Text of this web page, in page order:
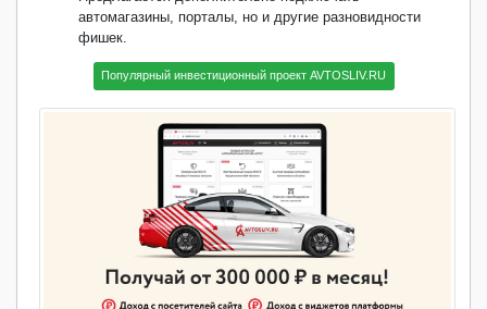
автомагазины, порталы, но и другие разновидности
фишек.
Популярный инвестиционный проект AVTOSLIV.RU